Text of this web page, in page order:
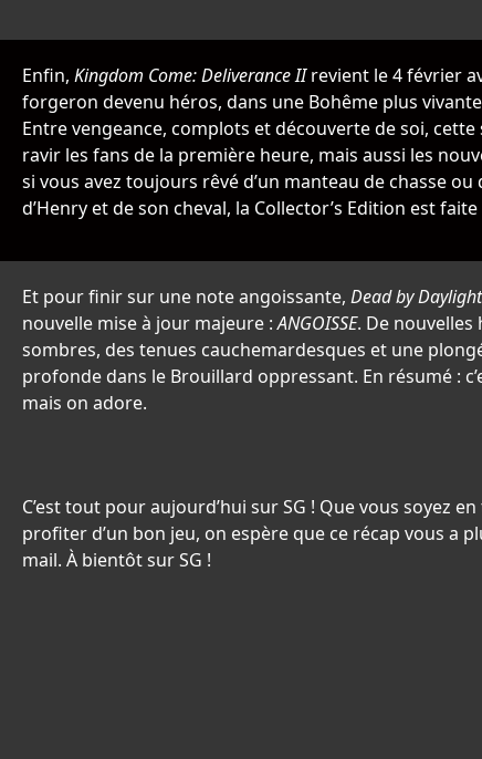
Enfin, Kingdom Come: Deliverance IIrevient le 4 février
forgeron devenu héros, dans une Bohême plus
Entre vengeance, complots et découverte de soi,
ravir les fans de la première heure, mais aussi les
si vous avez toujours rêvé d’un manteau de chasse ou
d’Henry et de son cheval, la Collector’s Edition est
Et pour finir sur une note angoissante, Dead by Daylight
nouvelle mise à jour majeure :ANGOISSE. De nouvelles
sombres, des tenues cauchemardesques et une
profonde dans le Brouillard oppressant. En résumé :
mais on adore.
C’est tout pour aujourd’hui sur SG ! Que vous
profiter d’un bon jeu, on espère que ce récap vous a
mail. À bientôt sur SG !